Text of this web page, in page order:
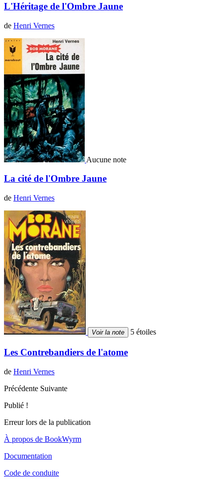
L'Héritage de l'Ombre Jaune
de Henri Vernes
Aucune note
La cité de l'Ombre Jaune
de Henri Vernes
Voir la note 5 étoiles
Les Contrebandiers de l'atome
de Henri Vernes
Précédente Suivante
Publié !
Erreur lors de la publication
À propos de BookWyrm
Documentation
Code de conduite